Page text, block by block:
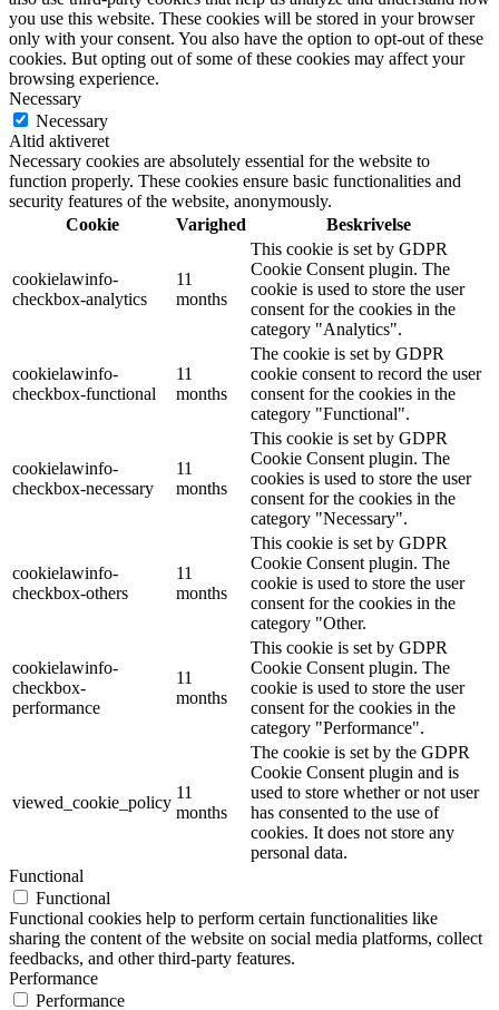
you use this website. These cookies will be stored in your browser
only with your consent. You also have the option to opt-out of these
cookies. But opting out of some of these cookies may affect your
browsing experience.
Necessary
Necessary
Altid aktiveret
Necessary cookies are absolutely essential for the website to
function properly. These cookies ensure basic functionalities and
security features of the website, anonymously.
Cookie
Varighed Beskrivelse
cookielawinfo-
checkbox-analytics
11
months
This cookie is set by GDPR
Cookie Consent plugin. The
cookie is used to store the user
consent for the cookies in the
category "Analytics".
cookielawinfo-
checkbox-functional
11
months
The cookie is set by GDPR
cookie consent to record the user
consent for the cookies in the
category "Functional".
cookielawinfo-
checkbox-necessary
11
months
This cookie is set by GDPR
Cookie Consent plugin. The
cookies is used to store the user
consent for the cookies in the
category "Necessary".
cookielawinfo-
checkbox-others
11
months
This cookie is set by GDPR
Cookie Consent plugin. The
cookie is used to store the user
consent for the cookies in the
category "Other.
cookielawinfo-
checkbox-
performance
11
months
This cookie is set by GDPR
Cookie Consent plugin. The
cookie is used to store the user
consent for the cookies in the
category "Performance".
viewed_cookie_policy
11
months
The cookie is set by the GDPR
Cookie Consent plugin and is
used to store whether or not user
has consented to the use of
cookies. It does not store any
personal data.
Functional
Functional
Functional cookies help to perform certain functionalities like
sharing the content of the website on social media platforms, collect
feedbacks, and other third-party features.
Performance
Performance